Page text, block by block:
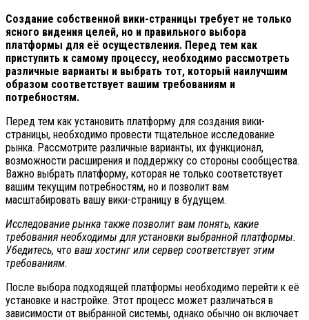
Создание собственной вики-страницы требует не только
ясного видения целей, но и правильного выбора
платформы для её осуществления. Перед тем как
приступить к самому процессу, необходимо рассмотреть
различные варианты и выбрать тот, который наилучшим
образом соответствует вашим требованиям и
потребностям.
Перед тем как установить платформу для создания вики-
страницы, необходимо провести тщательное исследование
рынка. Рассмотрите различные варианты, их функционал,
возможности расширения и поддержку со стороны сообщества.
Важно выбрать платформу, которая не только соответствует
вашим текущим потребностям, но и позволит вам
масштабировать вашу вики-страницу в будущем.
Исследование рынка также позволит вам понять, какие
требования необходимы для установки выбранной платформы.
Убедитесь, что ваш хостинг или сервер соответствует этим
требованиям.
После выбора подходящей платформы необходимо перейти к её
установке и настройке. Этот процесс может различаться в
зависимости от выбранной системы, однако обычно он включает